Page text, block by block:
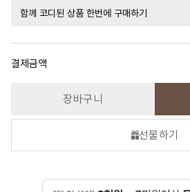
함께 코디된 상품 한번에 구매하기
결제금액
장바구니
선물하기